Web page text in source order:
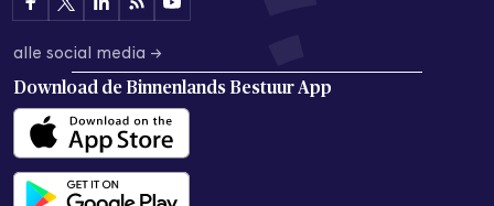
alle social media →
Download de Binnenlands Bestuur App